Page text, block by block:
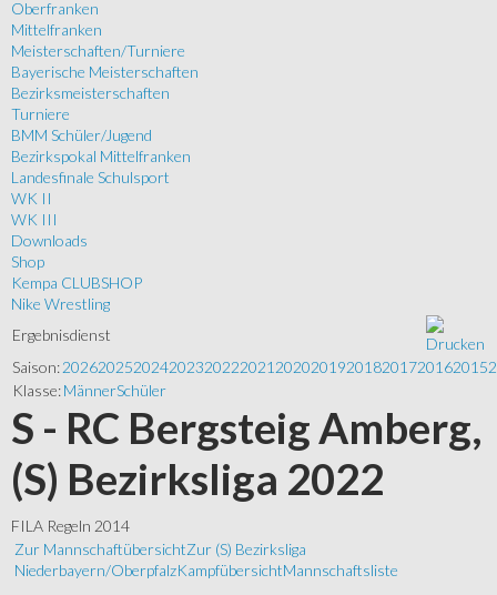
Oberfranken
Mittelfranken
Meisterschaften/Turniere
Bayerische Meisterschaften
Bezirksmeisterschaften
Turniere
BMM Schüler/Jugend
Bezirkspokal Mittelfranken
Landesfinale Schulsport
WK II
WK III
Downloads
Shop
Kempa CLUBSHOP
Nike Wrestling
Ergebnisdienst
Saison:202620252024202320222021 202020192018201720162015
Klasse:MännerSchüler
S - RC Bergsteig Amberg,
(S) Bezirksliga 2022
FILA Regeln 2014
Zur MannschaftübersichtZur (S) Bezirksliga
Niederbayern/OberpfalzKampfübersichtMannschaftsliste